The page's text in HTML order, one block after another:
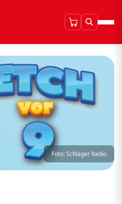
Foto: Schlager Radio